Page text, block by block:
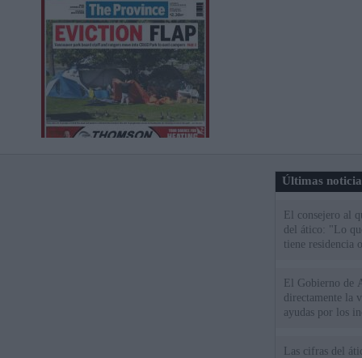
Últimas
El consejero al
del ático: "Lo
tiene residencia
El Gobierno de
directamente la
ayudas por los
Las cifras del